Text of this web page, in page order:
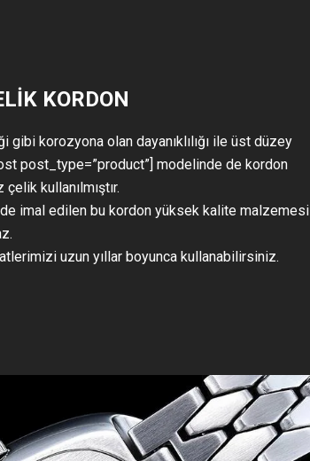
KORDON
gibi korozyona olan dayanıklılığı ile üst düzey
post_type=”product”] modelinde de kordon
kullanılmıştır.
imal edilen bu kordon yüksek kalite malzemesi
uzun yıllar boyunca kullanabilirsiniz.